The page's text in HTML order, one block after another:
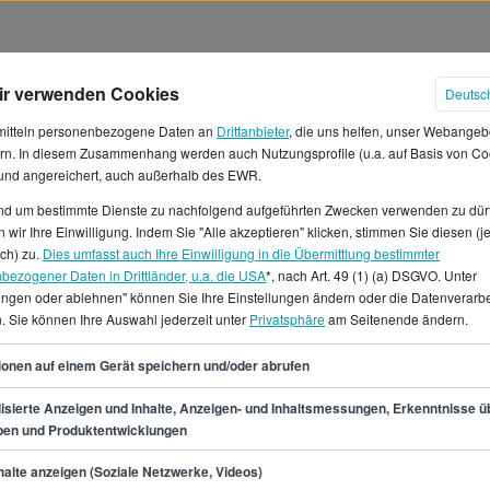
Hauptgeschäftsführers
kannst
€ pro Monat verdienen. Du
46.400 € und einem
Durchschnittsgehalt
also etwa 18 €
des
an Jobangeboten in
StepStone.de findest du
min.46.400€
verwenden Cookies
personenbezogene Daten an Drittanbieter, die uns helfen, unser
In diesem Zusammenhang werden auch Nutzungsprofile (u.a. auf Basis von
angereichert, auch außerhalb des EWR.
um bestimmte Dienste zu nachfolgend aufgeführten Zwecken verwenden zu
wir Ihre Einwilligung. Indem Sie "Alle akzeptieren" klicken, stimmen Sie diesen
zu. Dies umfasst auch Ihre Einwilligung in die Übermittlung bestimmter
Daten in Drittländer, u.a. die USA*, nach Art. 49 (1) (a) DSGVO. Unter
oder ablehnen" können Sie Ihre Einstellungen ändern oder die
Sie können Ihre Auswahl jederzeit unter Privatsphäream Seitenende ändern.
auf einem Gerät speichern und/oder abrufen
Anzeigen und Inhalte, Anzeigen- und Inhaltsmessungen, Erkenntnisse
und Produktentwicklungen
anzeigen (Soziale Netzwerke, Videos)